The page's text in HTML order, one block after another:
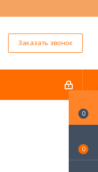
Заказать звонок
0
0